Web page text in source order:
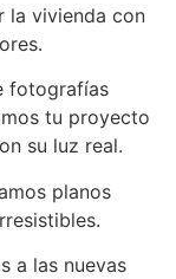
la vivienda con
fotografías
tu proyecto
su luz real.
planos
a las nuevas